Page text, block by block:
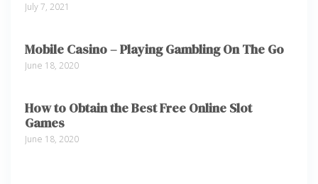
July 7, 2021
Mobile Casino – Playing Gambling On The Go
June 18, 2020
How to Obtain the Best Free Online Slot
Games
June 18, 2020